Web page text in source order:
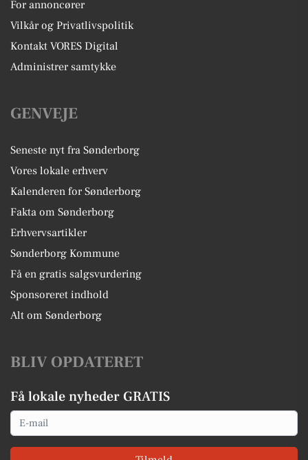
For annoncører
Vilkår og Privatlivspolitik
Kontakt VORES Digital
Administrer samtykke
GENVEJE
Seneste nyt fra Sønderborg
Vores lokale erhverv
Kalenderen for Sønderborg
Fakta om Sønderborg
Erhvervsartikler
Sønderborg Kommune
Få en gratis salgsvurdering
Sponsoreret indhold
Alt om Sønderborg
BLIV OPDATERET
Få lokale nyheder GRATIS
Email